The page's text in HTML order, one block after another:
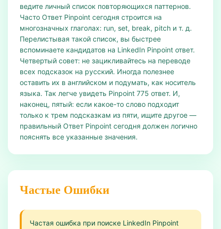
ведите личный список повторяющихся паттернов.
Часто Ответ Pinpoint сегодня строится на
многозначных глаголах: run, set, break, pitch и т. д.
Перелистывая такой список, вы быстрее
вспоминаете кандидатов на LinkedIn Pinpoint ответ.
Четвертый совет: не зацикливайтесь на переводе
всех подсказок на русский. Иногда полезнее
оставить их в английском и подумать, как носитель
языка. Так легче увидеть Pinpoint 775 ответ. И,
наконец, пятый: если какое-то слово подходит
только к трем подсказкам из пяти, ищите другое —
правильный Ответ Pinpoint сегодня должен логично
пояснять все указанные значения.
Частые Ошибки
Частая ошибка при поиске LinkedIn Pinpoint